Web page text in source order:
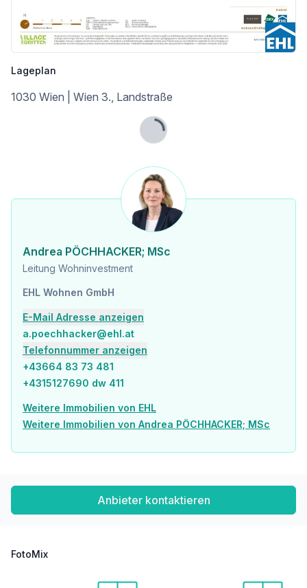
So entsteht ein Wohnraum, der nicht nur für heute, sondern auch für kommende Generationen gedacht ist. Nachhaltigkeits-Pioniere und Eco-Tech-Affine finden hier einen Lebensstil, der ökologisches Bewusstsein und modernen Komfort verbindet.
VILLAGE IM DRITTEN setzt in puncto Energieversorgung europaweit neue Maßstäbe. So viel Energie wie möglich soll vor Ort produziert und verwendet werden. Zum Einsatz kommen dabei 500 Erdwärmesonden mit 150 Tiefe, mehrere großflächige Dach-PV-Anlagen mit über einem Megawatt installierter Leistung, Wärmepumpen und ein Anschluss an die Fernwärme. Bis zu 80 Prozent der Heizenergie im VILLAGE IM DRITTEN werden aus lokalen Quellen gewonnen.
Provisionsfrei für den Käufer
Fertigstellung: 2. Quartal 2027
Bei diesem Angebot handelt es sich um eine Vorsorgewohnung, die zu Vermietungszwecken erworben wird. Der angegebene Kaufpreis versteht sich daher zzgl. 20% USt. Diese Daten sind vorbehaltlich möglicher Änderungen.
Wir weisen darauf hin, dass zwischen dem Vermittler und dem zu vermittelnden Dritten ein familiäres oder wirtschaftliches Naheverhältnis besteht.
Infrastruktur / Entfernungen
Gesundheit
Apotheke <400m
Klinik <450m
Krankenhaus <800m
Kinder & Schulen
Kindergarten <475m
Universität <325m
Höhere Schule <500m
Bäckerei <475m
Einkaufszentrum <150m
Bank <100m
Lageplan
1030 Wien | Wien 3., Landstraße
Lade...
Andrea PÖCHHACKER; MSc
Leitung Wohninvestment
EHL Wohnen GmbH
E-Mail Adresse anzeigen
a.poechhacker@ehl.at
Telefonnummer anzeigen
+43664 83 73 481
+4315127690 dw 411
Weitere Immobilien von EHL
Weitere Immobilien von Andrea PÖCHHACKER; MSc
Anbieter kontaktieren
FotoMix